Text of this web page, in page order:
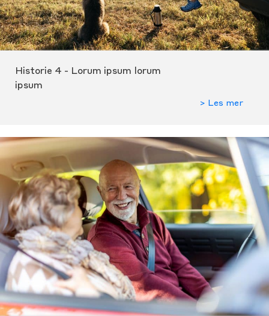
Historie 4 - Lorum ipsum lorum
ipsum
> Les mer